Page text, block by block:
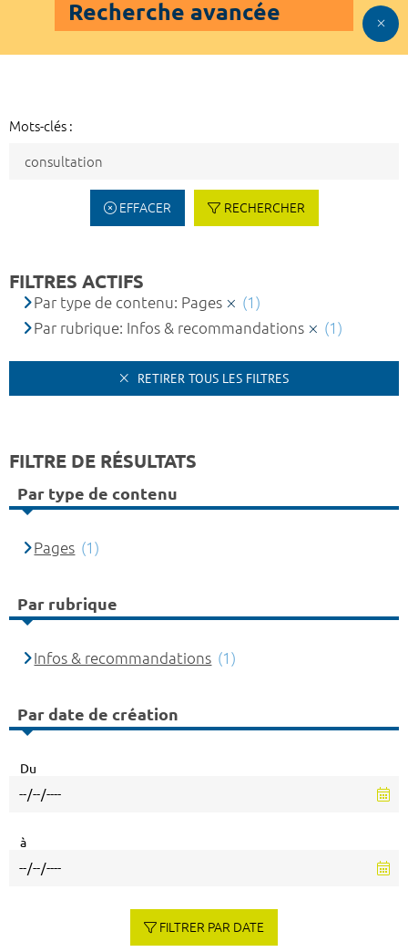
Recherche avancée
Mots-clés :
EFFACER RECHERCHER
FILTRES ACTIFS
Par type de contenu: Pages
(1)
Par rubrique: Infos & recommandations
(1)
RETIRER TOUS LES FILTRES
FILTRE DE RÉSULTATS
Par type de contenu
Pages (1)
Par rubrique
Infos & recommandations (1)
Par date de création
Du
à
FILTRER PAR DATE